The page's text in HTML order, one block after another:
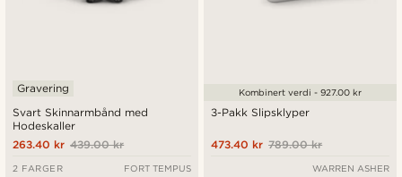
Svart Skinnarmbånd med
Hodeskaller
Gravering
439.00 kr
263.40 kr
2 FARGER FORT TEMPUS
3-Pakk Slipsklyper
789.00 kr
473.40 kr
Kombinert verdi - 927.00 kr
WARREN ASHER